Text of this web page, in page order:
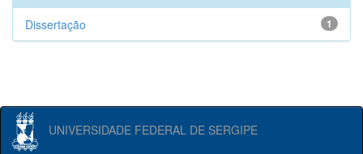
1
Dissertação
UNIVERSIDADE FEDERAL DE SERGIPE